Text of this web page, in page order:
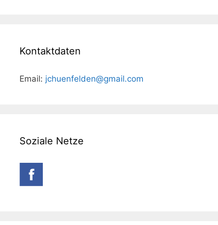
Kontaktdaten
Email: jchuenfelden@gmail.com
Soziale Netze